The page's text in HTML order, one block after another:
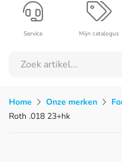
Mijn catalogus
Service
Home Onze merken
Roth .018 23+hk